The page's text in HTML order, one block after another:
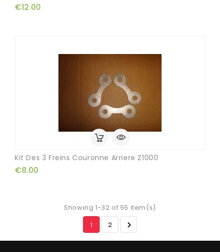
€12.00
Kit Des 3 Freins Couronne Arriere Z1000
€8.00
Showing 1-32 of 55 item(s)
1
2 